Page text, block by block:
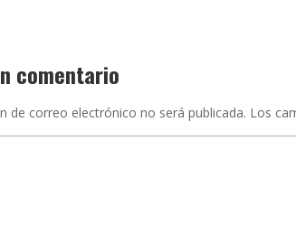
comentario
de correo electrónico no será publicada. Los